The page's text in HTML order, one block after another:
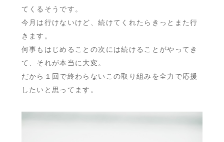
てくるそうです。
今月は行けないけど、続けてくれたらきっとまた行
きます。
何事もはじめることの次には続けることがやってき
て、それが本当に大変。
だから１回で終わらないこの取り組みを全力で応援
したいと思ってます。